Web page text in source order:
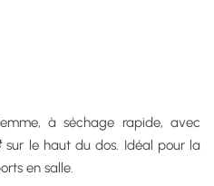
à séchage rapide, avec
sur le haut du dos. Idéal pour la
en salle.